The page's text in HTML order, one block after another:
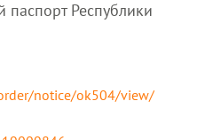
паспорт Республики
notice/ok504/view/